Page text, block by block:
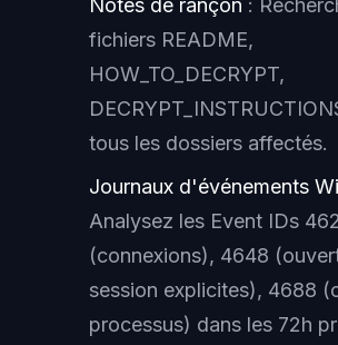
fichiers README,
HOW_TO_DECRYPT,
tous les dossiers affectés.
Journaux d'événements
Analysez les Event IDs
(connexions), 4648
session explicites), 4688
processus) dans les 72h